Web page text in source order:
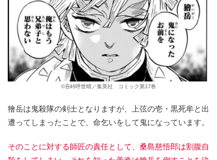
©吾峠呼世晴／集英社 コミック第17巻
獪岳は鬼殺隊の剣士となりますが、上弦の壱・黒死牟と出
遭ってしまったことで、命乞いをして鬼になっています。
そのことに対する師匠の責任として、桑島慈悟郎は割腹自